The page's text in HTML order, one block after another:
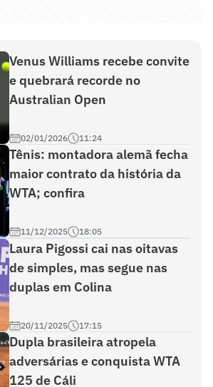
Venus Williams recebe convite
e quebrará recorde no
Australian Open
02/01/2026 11:24
Tênis: montadora alemã fecha
maior contrato da história da
WTA; confira
11/12/2025 18:05
Laura Pigossi cai nas oitavas
de simples, mas segue nas
duplas em Colina
20/11/2025 17:15
Dupla brasileira atropela
adversárias e conquista WTA
125 de Cáli